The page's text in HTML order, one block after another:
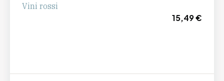
Vini rossi
15,49 €